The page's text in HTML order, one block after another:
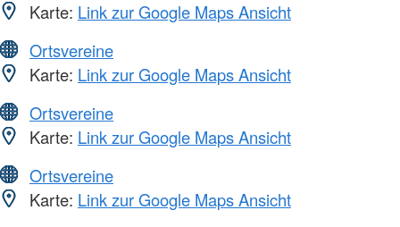
Karte: Link zur Google Maps Ansicht
Ortsvereine
Karte: Link zur Google Maps Ansicht
Ortsvereine
Karte: Link zur Google Maps Ansicht
Ortsvereine
Karte: Link zur Google Maps Ansicht